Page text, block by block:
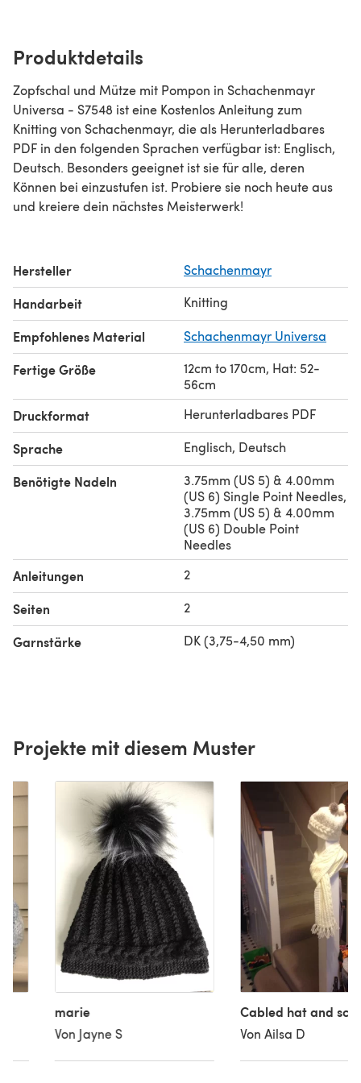
Produktdetails
Zopfschal und Mütze mit Pompon in Schachenmayr
Universa - S7548 ist eine Kostenlos Anleitung zum
Knitting von Schachenmayr, die als Herunterladbares
PDF in den folgenden Sprachen verfügbar ist: Englisch,
Deutsch. Besonders geeignet ist sie für alle, deren
Können bei einzustufen ist. Probiere sie noch heute aus
und kreiere dein nächstes Meisterwerk!
Hersteller Schachenmayr
Handarbeit Knitting
Empfohlenes Material Schachenmayr Universa
Fertige Größe
12cm to 170cm, Hat: 52-
56cm
Druckformat Herunterladbares PDF
Sprache Englisch, Deutsch
Benötigte Nadeln
3.75mm (US 5) & 4.00mm
(US 6) Single Point Needles,
3.75mm (US 5) & 4.00mm
(US 6) Double Point
Needles
Anleitungen 2
Seiten 2
Garnstärke DK (3,75-4,50 mm)
Projekte mit diesem Muster
marie
Von Jayne S
Cabled hat and
Von Ailsa D